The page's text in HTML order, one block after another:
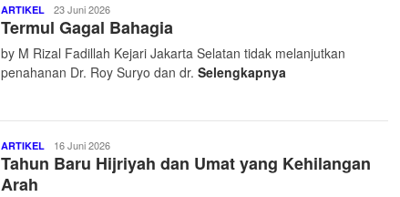
ARTIKEL Pantau
24
Jam
Net
23 Juni 2026
Termul Gagal Bahagia
by M Rizal Fadillah Kejari Jakarta Selatan tidak melanjutkan
penahanan Dr. Roy Suryo dan dr. Selengkapnya
ARTIKEL Pantau
24
Jam
16 Juni 2026
Tahun Baru Hijriyah dan Umat yang Kehilangan
Arah